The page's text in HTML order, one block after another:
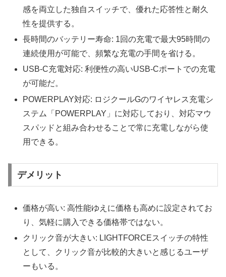
感を両立した独自スイッチで、優れた応答性と耐久
性を提供する。
長時間のバッテリー寿命: 1回の充電で最大95時間の
連続使用が可能で、頻繁な充電の手間を省ける。
USB-C充電対応: 利便性の高いUSB-Cポートでの充電
が可能だ。
POWERPLAY対応: ロジクールGのワイヤレス充電シ
ステム「POWERPLAY」に対応しており、対応マウ
スパッドと組み合わせることで常に充電しながら使
用できる。
デメリット
価格が高い: 高性能ゆえに価格も高めに設定されてお
り、気軽に購入できる価格帯ではない。
クリック音が大きい: LIGHTFORCEスイッチの特性
として、クリック音が比較的大きいと感じるユーザ
ーもいる。